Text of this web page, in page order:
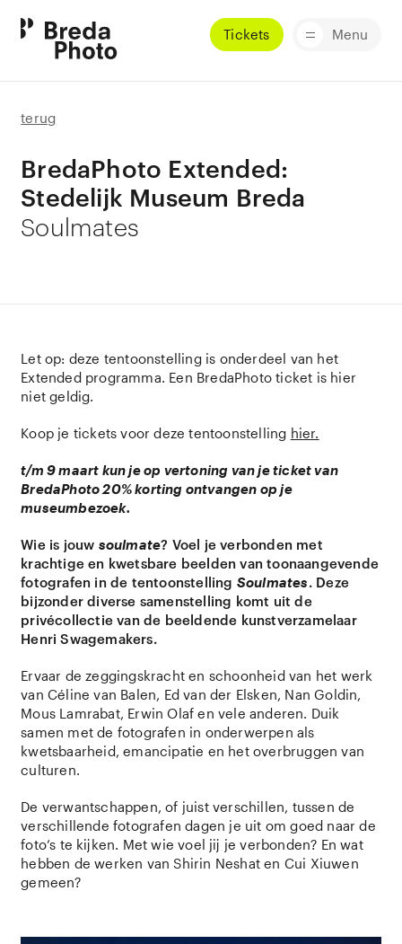
Tickets Menu
terug
BredaPhoto Extended:
Stedelijk Museum Breda
Soulmates
Let op: deze tentoonstelling is onderdeel van het
Extended programma. Een BredaPhoto ticket is hier
niet geldig.
Koop je tickets voor deze tentoonstelling hier.
t/m 9 maart kun je op vertoning van je ticket van
BredaPhoto 20% korting ontvangen op je
museumbezoek.
Wie is jouw soulmate? Voel je verbonden met
krachtige en kwetsbare beelden van toonaangevende
fotografen in de tentoonstelling Soulmates. Deze
bijzonder diverse samenstelling komt uit de
privécollectie van de beeldende kunstverzamelaar
Henri Swagemakers.
Ervaar de zeggingskracht en schoonheid van het werk
van Céline van Balen, Ed van der Elsken, Nan Goldin,
Mous Lamrabat, Erwin Olaf en vele anderen. Duik
samen met de fotografen in onderwerpen als
kwetsbaarheid, emancipatie en het overbruggen van
culturen.
De verwantschappen, of juist verschillen, tussen de
verschillende fotografen dagen je uit om goed naar de
foto’s te kijken. Met wie voel jij je verbonden? En wat
hebben de werken van Shirin Neshat en Cui Xiuwen
gemeen?